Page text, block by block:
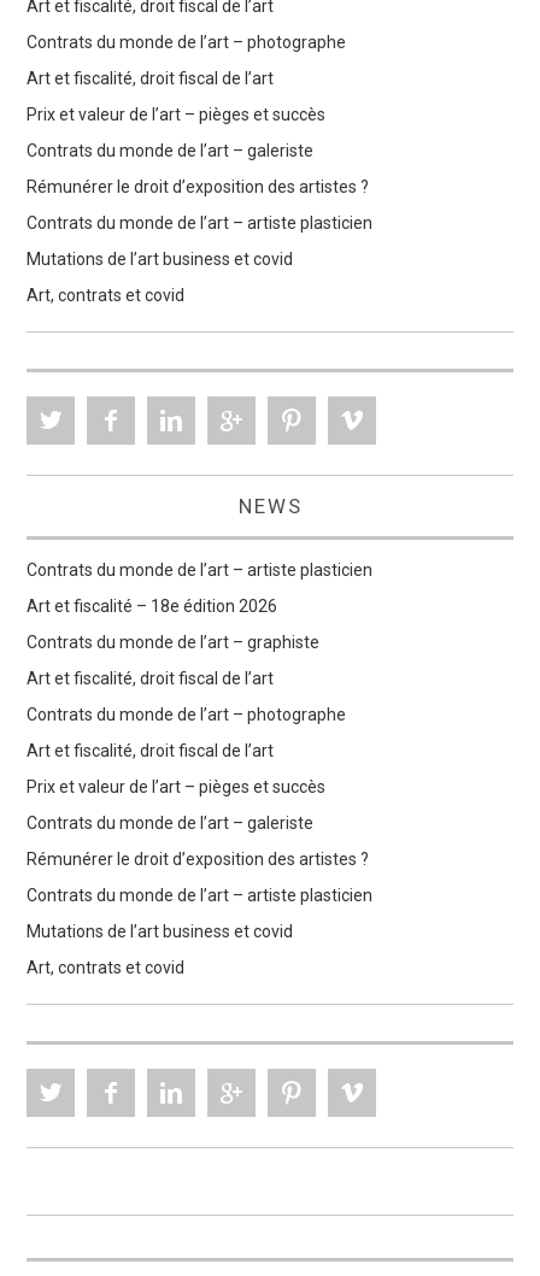
Art et fiscalité, droit fiscal de l’art
Contrats du monde de l’art – photographe
Art et fiscalité, droit fiscal de l’art
Prix et valeur de l’art – pièges et succès
Contrats du monde de l’art – galeriste
Rémunérer le droit d’exposition des artistes ?
Contrats du monde de l’art – artiste plasticien
Mutations de l’art business et covid
Art, contrats et covid
NEWS
Contrats du monde de l’art – artiste plasticien
Art et fiscalité – 18e édition 2026
Contrats du monde de l’art – graphiste
Art et fiscalité, droit fiscal de l’art
Contrats du monde de l’art – photographe
Art et fiscalité, droit fiscal de l’art
Prix et valeur de l’art – pièges et succès
Contrats du monde de l’art – galeriste
Rémunérer le droit d’exposition des artistes ?
Contrats du monde de l’art – artiste plasticien
Mutations de l’art business et covid
Art, contrats et covid